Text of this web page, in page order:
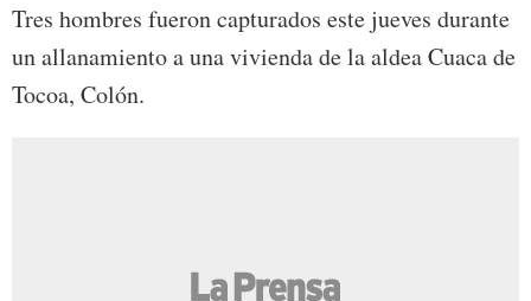
Tres hombres fueron capturados este jueves durante
un allanamiento a una vivienda de la aldea Cuaca de
Tocoa, Colón.